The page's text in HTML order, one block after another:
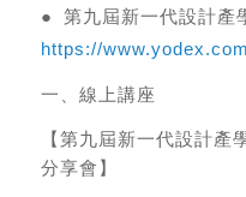
●
第九屆新一代設計產
https://
一、線上講座
【第九屆新一代設計產
分享會】